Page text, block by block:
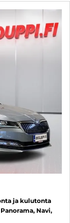
ja kulutonta
Navi,